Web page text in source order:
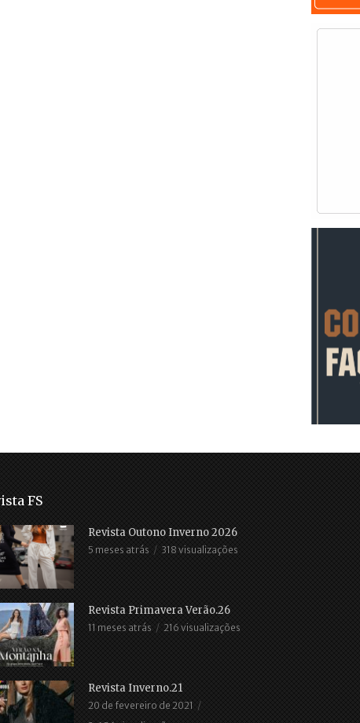
FS
Revista Outono Inverno 2026
5 meses atrás 318 visualizações
Revista Primavera Verão.26
11 meses atrás 216 visualizações
Revista Inverno.21
20 de fevereiro de 2021